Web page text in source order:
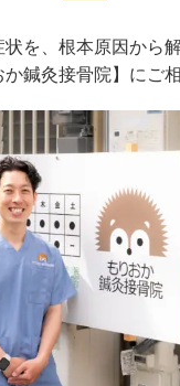
を、根本原因から
鍼灸接骨院】にご